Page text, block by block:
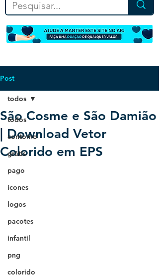
Post
todos
contorno
grátis
pago
ícones
logos
pacotes
infantil
png
colorido
todos
São Cosme e São Damião
| Download Vetor
Colorido em EPS